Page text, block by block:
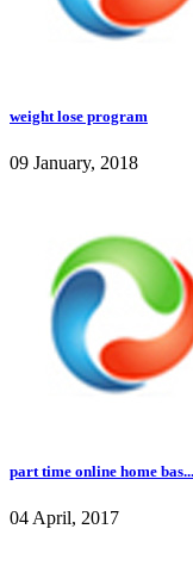
weight lose program
09 January, 2018
part time online home bas...
04 April, 2017